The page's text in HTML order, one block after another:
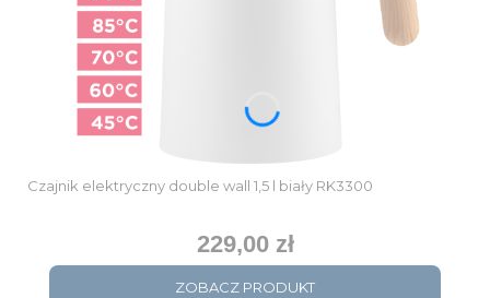
Czajnik elektryczny double wall 1,5 l biały RK3300
Cena
229,00 zł
ZOBACZ PRODUKT